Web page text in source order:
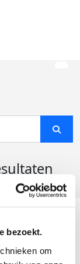
bezoekt.
om